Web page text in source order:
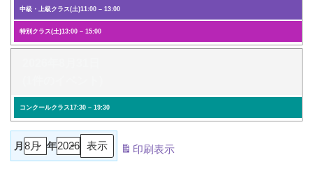
中級・上級クラス(土)11:00 – 13:00
特別クラス(土)13:00 – 15:00
コンクールクラス17:30 – 19:30
月 年 印刷表示